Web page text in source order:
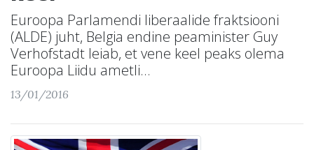
Euroopa Parlamendi liberaalide fraktsiooni
(ALDE) juht, Belgia endine peaminister Guy
Verhofstadt leiab, et vene keel peaks olema
Euroopa Liidu ametli...
13/01/2016